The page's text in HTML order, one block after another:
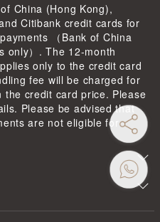
China (Hong Kong),
Citibank credit cards for
（Bank of China
only）. The 12-month
only to the credit card
fee will be charged for
the credit card price. Please
Please be advised that
are not eligible for